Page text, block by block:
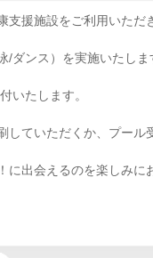
支援施設をご利用いただ
ダンス）を実施いたしま
いたします。
していただくか、プール
出会えるのを楽しみに